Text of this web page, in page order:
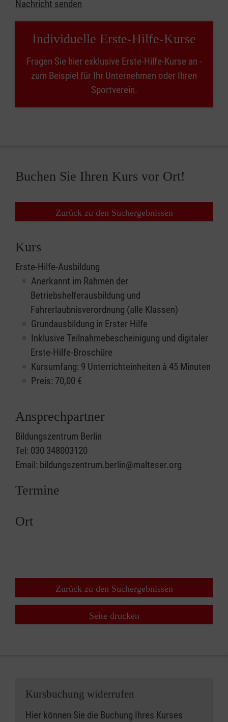
Nachricht senden
Individuelle Erste-Hilfe-Kurse
Fragen Sie hier exklusive Erste-Hilfe-Kurse an -
zum Beispiel für Ihr Unternehmen oder Ihren
Sportverein.
Buchen Sie Ihren Kurs vor Ort!
Zurück zu den Suchergebnissen
Kurs
Erste-Hilfe-Ausbildung
Anerkannt im Rahmen der
Betriebshelferausbildung und
Fahrerlaubnisverordnung (alle Klassen)
Grundausbildung in Erster Hilfe
Inklusive Teilnahmebescheinigung und digitaler
Erste-Hilfe-Broschüre
Kursumfang: 9 Unterrichteinheiten à 45 Minuten
Preis: 70,00 €
Ansprechpartner
Bildungszentrum Berlin
Tel: 030 348003120
Email: bildungszentrum.berlin@malteser.org
Termine
Ort
Zurück zu den Suchergebnissen
Seite drucken
Kursbuchung widerrufen
Hier können Sie die Buchung Ihres Kurses